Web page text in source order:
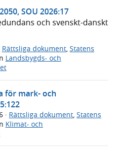
SOU 2026:17
och svenskt-danskt
Rättsliga dokument, Statens
Landsbygds- och
för mark- och
· Rättsliga dokument, Statens
Klimat- och